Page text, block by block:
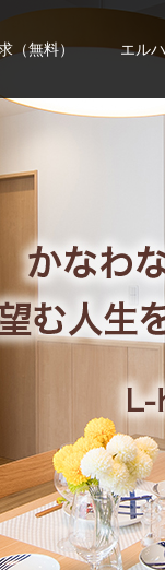
（無料） エル